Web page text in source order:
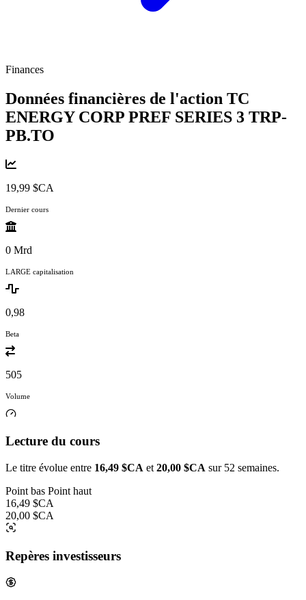
Finances
Données financières de l'action TC
ENERGY CORP PREF SERIES 3 TRP-
PB.TO
19,99 $CA
Dernier cours
0 Mrd
LARGE capitalisation
0,98
Beta
505
Volume
Lecture du cours
Le titre évolue entre 16,49 $CA et 20,00 $CA sur 52 semaines.
Point bas Point haut
16,49 $CA
20,00 $CA
Repères investisseurs